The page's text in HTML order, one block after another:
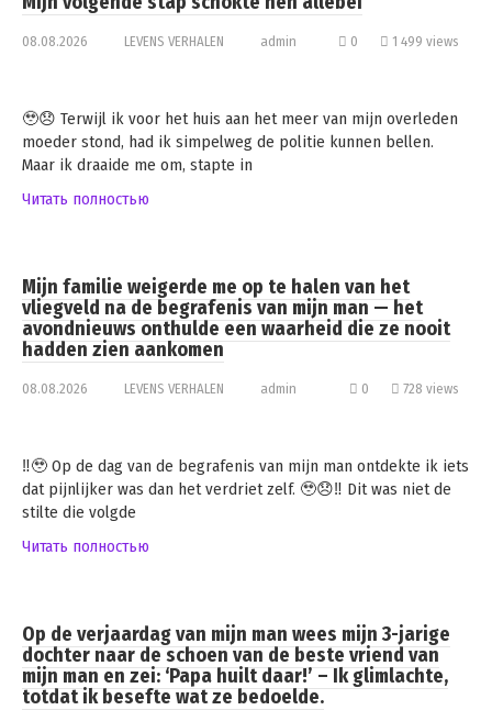
08.08.2026 LEVENS VERHALEN admin 0 1 499 views
🥹😞 Terwijl ik voor het huis aan het meer van mijn overleden
moeder stond, had ik simpelweg de politie kunnen bellen.
Maar ik draaide me om, stapte in
Читать полностью
Mijn familie weigerde me op te halen van het
vliegveld na de begrafenis van mijn man — het
avondnieuws onthulde een waarheid die ze nooit
hadden zien aankomen
08.08.2026 LEVENS VERHALEN admin 0 728 views
‼️🥹 Op de dag van de begrafenis van mijn man ontdekte ik iets
dat pijnlijker was dan het verdriet zelf. 🥹😞‼️ Dit was niet de
stilte die volgde
Читать полностью
Op de verjaardag van mijn man wees mijn 3-jarige
dochter naar de schoen van de beste vriend van
mijn man en zei: ‘Papa huilt daar!’ – Ik glimlachte,
totdat ik besefte wat ze bedoelde.